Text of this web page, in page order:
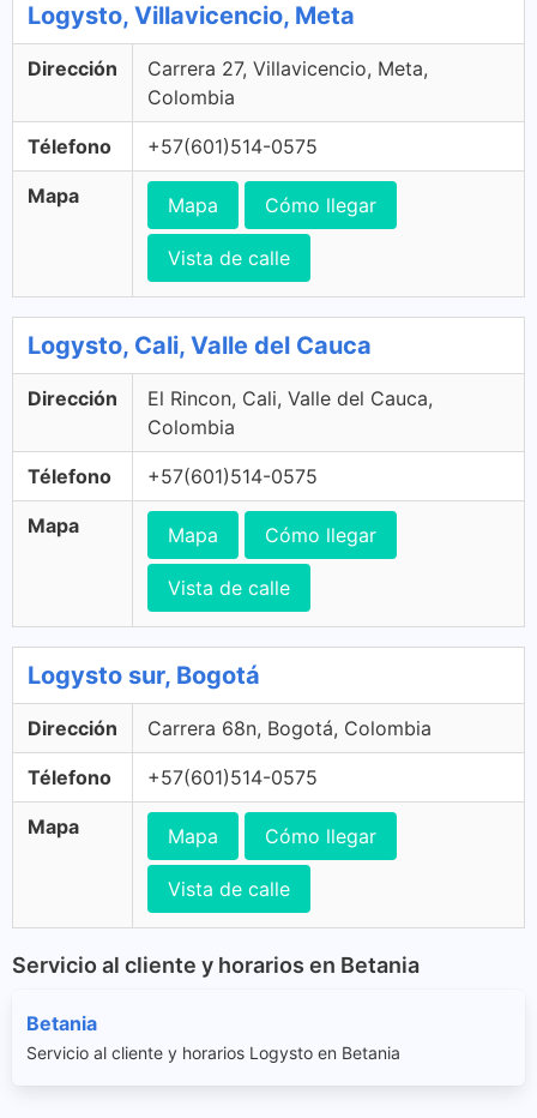
Logysto, Villavicencio, Meta
Dirección
Carrera 27, Villavicencio, Meta,
Colombia
Télefono +57(601)514-0575
Mapa Mapa Cómo llegar
Vista de calle
Logysto, Cali, Valle del Cauca
Dirección
El Rincon, Cali, Valle del Cauca,
Colombia
Télefono +57(601)514-0575
Mapa Mapa Cómo llegar
Vista de calle
Logysto sur, Bogotá
Dirección Carrera 68n, Bogotá, Colombia
Télefono +57(601)514-0575
Mapa Mapa Cómo llegar
Vista de calle
Servicio al cliente y horarios en Betania
Betania
Servicio al cliente y horarios Logysto en Betania